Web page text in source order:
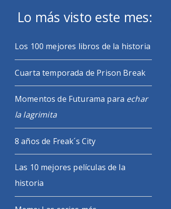
Lo más visto este mes:
Los 100 mejores libros de la historia
Cuarta temporada de Prison Break
Momentos de Futurama para echar
la lagrimita
8 años de Freak´s City
Las 10 mejores películas de la
historia